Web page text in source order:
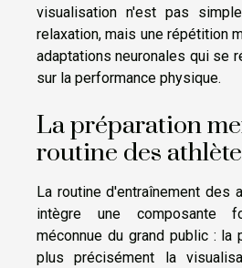
visualisation n'est pas
relaxation, mais une répétition
adaptations neuronales qui se
sur la performance physique.
La préparation
routine des
La routine d'entraînement des
intègre une composante
méconnue du grand public : la
plus précisément la